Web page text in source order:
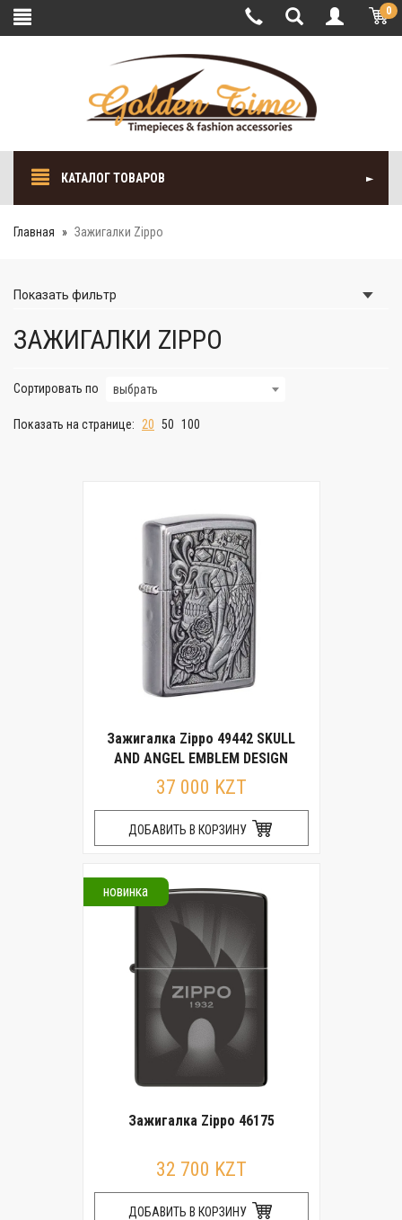
0
КАТАЛОГ ТОВАРОВ
Главная Зажигалки Zippo
Показать фильтр
ЗАЖИГАЛКИ ZIPPO
Сортировать по выбрать
Показать на странице: 20 50 100
Зажигалка Zippo 49442 SKULL
AND ANGEL EMBLEM DESIGN
37 000 KZT
ДОБАВИТЬ В КОРЗИНУ
новинка
Зажигалка Zippo 46175
32 700 KZT
ДОБАВИТЬ В КОРЗИНУ